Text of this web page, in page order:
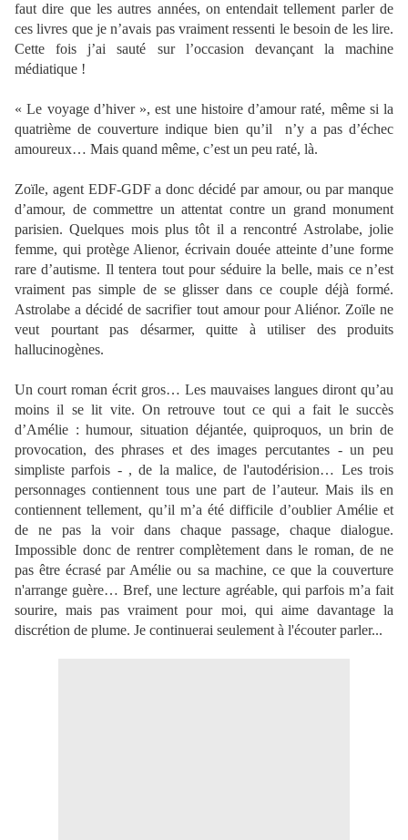
faut dire que les autres années, on entendait tellement parler de
ces livres que je n’avais pas vraiment ressenti le besoin de les lire.
Cette fois j’ai sauté sur l’occasion devançant la machine
médiatique !
« Le voyage d’hiver », est une histoire d’amour raté, même si la
quatrième de couverture indique bien qu’il n’y a pas d’échec
amoureux… Mais quand même, c’est un peu raté, là.
Zoïle, agent EDF-GDF a donc décidé par amour, ou par manque
d’amour, de commettre un attentat contre un grand monument
parisien. Quelques mois plus tôt il a rencontré Astrolabe, jolie
femme, qui protège Alienor, écrivain douée atteinte d’une forme
rare d’autisme. Il tentera tout pour séduire la belle, mais ce n’est
vraiment pas simple de se glisser dans ce couple déjà formé.
Astrolabe a décidé de sacrifier tout amour pour Aliénor. Zoïle ne
veut pourtant pas désarmer, quitte à utiliser des produits
hallucinogènes.
Un court roman écrit gros… Les mauvaises langues diront qu’au
moins il se lit vite. On retrouve tout ce qui a fait le succès
d’Amélie : humour, situation déjantée, quiproquos, un brin de
provocation, des phrases et des images percutantes - un peu
simpliste parfois - , de la malice, de l'autodérision… Les trois
personnages contiennent tous une part de l’auteur. Mais ils en
contiennent tellement, qu’il m’a été difficile d’oublier Amélie et
de ne pas la voir dans chaque passage, chaque dialogue.
Impossible donc de rentrer complètement dans le roman, de ne
pas être écrasé par Amélie ou sa machine, ce que la couverture
n'arrange guère… Bref, une lecture agréable, qui parfois m’a fait
sourire, mais pas vraiment pour moi, qui aime davantage la
discrétion de plume. Je continuerai seulement à l'écouter parler...